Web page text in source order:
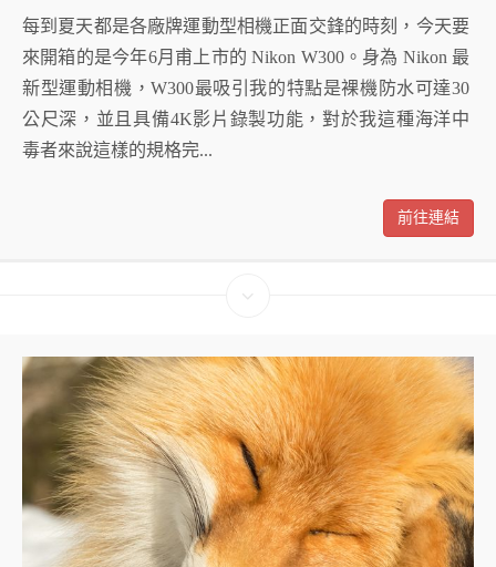
每到夏天都是各廠牌運動型相機正面交鋒的時刻，今天要
來開箱的是今年6月甫上市的 Nikon W300。身為 Nikon 最
新型運動相機，W300最吸引我的特點是裸機防水可達30
公尺深，並且具備4K影片錄製功能，對於我這種海洋中
毒者來說這樣的規格完...
前往連結